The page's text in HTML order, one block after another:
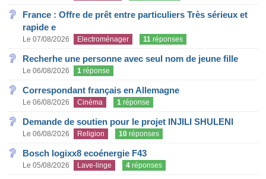
France : Offre de prêt entre particuliers Très sérieux et
rapide e
Le 07/08/2026 Electroménager 11 réponses
Recherhe une personne avec seul nom de jeune fille
Le 06/08/2026 1 réponse
Correspondant français en Allemagne
Le 06/08/2026 Cinéma 1 réponse
Demande de soutien pour le projet INJILI SHULENI
Le 06/08/2026 Religion 10 réponses
Bosch logixx8 ecoénergie F43
Le 05/08/2026 Lave-linge 4 réponses